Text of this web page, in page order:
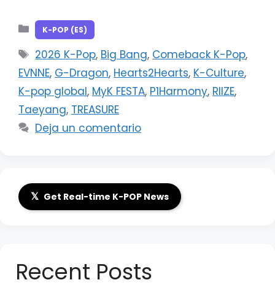
Categorías
K-POP (ES)
Etiquetas
2026 K-Pop, Big Bang, Comeback K-Pop,
EVNNE, G-Dragon, Hearts2Hearts, K-Culture,
K-pop global, MyK FESTA, P1Harmony, RIIZE,
Taeyang, TREASURE
Deja un comentario
𝕏 Get Real-time K-POP News
Recent Posts